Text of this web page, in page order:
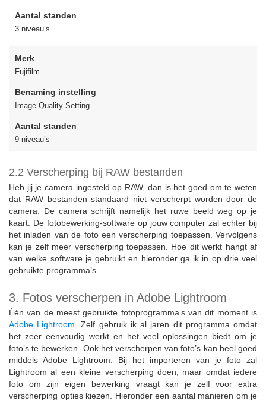
Aantal standen
3 niveau’s
Merk
Fujifilm
Benaming instelling
Image Quality Setting
Aantal standen
9 niveau’s
2.2 Verscherping bij RAW bestanden
Heb jij je camera ingesteld op RAW, dan is het goed om te weten
dat RAW bestanden standaard niet verscherpt worden door de
camera. De camera schrijft namelijk het ruwe beeld weg op je
kaart. De fotobewerking-software op jouw computer zal echter bij
het inladen van de foto een verscherping toepassen. Vervolgens
kan je zelf meer verscherping toepassen. Hoe dit werkt hangt af
van welke software je gebruikt en hieronder ga ik in op drie veel
gebruikte programma’s.
3. Fotos verscherpen in Adobe Lightroom
Één van de meest gebruikte fotoprogramma’s van dit moment is
Adobe Lightroom . Zelf gebruik ik al jaren dit programma omdat
het zeer eenvoudig werkt en het veel oplossingen biedt om je
foto’s te bewerken. Ook het verscherpen van foto’s kan heel goed
middels Adobe Lightroom. Bij het importeren van je foto zal
Lightroom al een kleine verscherping doen, maar omdat iedere
foto om zijn eigen bewerking vraagt kan je zelf voor extra
verscherping opties kiezen. Hieronder een aantal manieren om je